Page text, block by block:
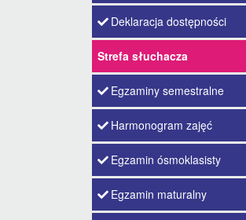
Deklaracja dostępności
Strefa słuchacza
Egzaminy semestralne
Harmonogram zajęć
Egzamin ósmoklasisty
Egzamin maturalny